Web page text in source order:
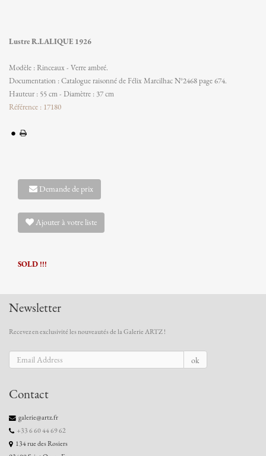
Lustre R.LALIQUE 1926
Modèle : Rinceaux - Verre ambré.
Documentation : Catalogue raisonné de Félix Marcilhac N°2468 page 674.
Hauteur : 55 cm - Diamètre : 37 cm
Référence : 17180
Demande de prix
Ajouter à votre liste
SOLD !!!
Newsletter
Recevez en exclusivité les nouveautés de la Galerie ARTZ !
ok
Contact
galerie@artz.fr
+33 6 60 44 69 62
134 rue des Rosiers